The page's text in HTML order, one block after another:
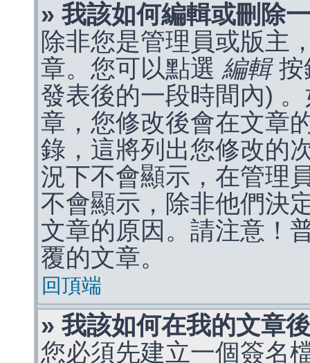
» 我該如何編輯或刪除
除非您是管理員或版主
章。您可以點選 編輯按
發表後的一段時間內)
章，您修改後會在文章
錄，這將列出您修改的
況下不會顯示，在管理
不會顯示，除非他們決
文章的原因。請注意！
覆的文章。
回頂端
» 我該如何在我的文章
您必須先建立一個簽名